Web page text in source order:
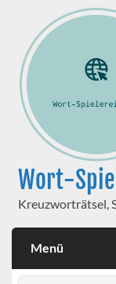
Wort-
Kreuzworträtsel,
Menü